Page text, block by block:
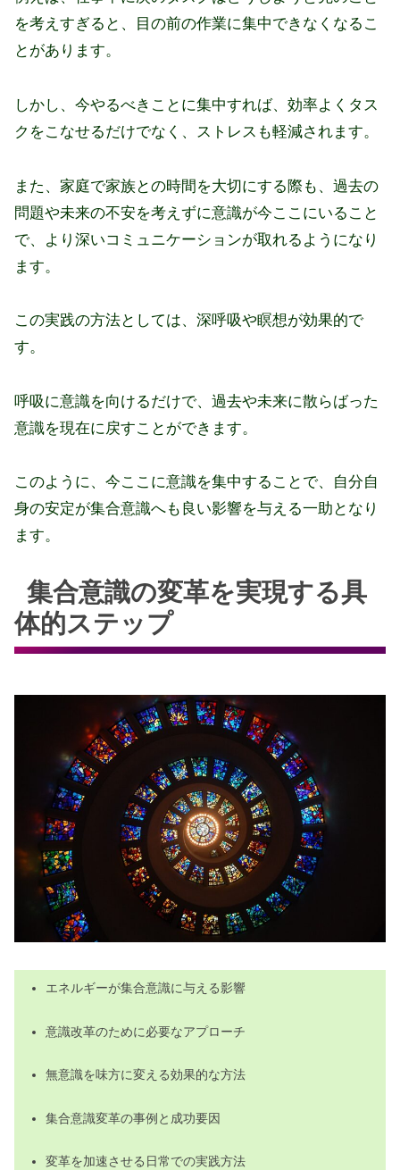
を考えすぎると、目の前の作業に集中できなくなるこ
とがあります。
しかし、今やるべきことに集中すれば、効率よくタス
クをこなせるだけでなく、ストレスも軽減されます。
また、家庭で家族との時間を大切にする際も、過去の
問題や未来の不安を考えずに意識が今ここにいること
で、より深いコミュニケーションが取れるようになり
ます。
この実践の方法としては、深呼吸や瞑想が効果的で
す。
呼吸に意識を向けるだけで、過去や未来に散らばった
意識を現在に戻すことができます。
このように、今ここに意識を集中することで、自分自
身の安定が集合意識へも良い影響を与える一助となり
ます。
集合意識の変革を実現する具
体的ステップ
エネルギーが集合意識に与える影響
意識改革のために必要なアプローチ
無意識を味方に変える効果的な方法
集合意識変革の事例と成功要因
変革を加速させる日常での実践方法